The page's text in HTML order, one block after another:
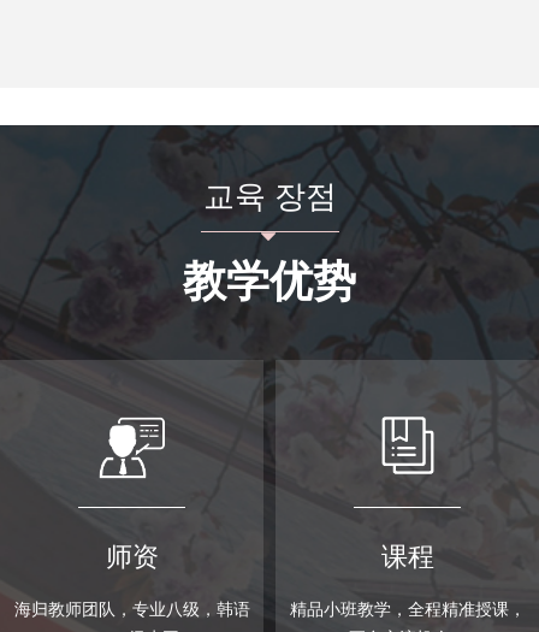
교육 장점
뀓
教学优势
课程
精品小班教学，全程精准授课，
师资
海归教师团队，专业八级，韩语